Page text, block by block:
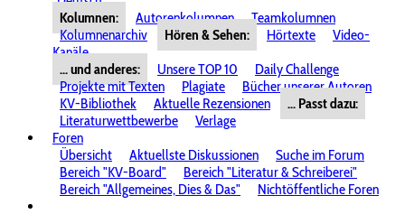
Kolumnen:
Autorenkolumnen
Teamkolumnen
Kolumnenarchiv
Hören & Sehen: Hörtexte
Video-
Kanäle
... und anderes:
Unsere TOP 10
Daily Challenge
Projekte mit Texten
Plagiate
Bücher unserer Autoren
KV-Bibliothek
Aktuelle Rezensionen
... Passt dazu:
Literaturwettbewerbe
Verlage
Foren
Übersicht
Aktuellste Diskussionen
Suche im Forum
Bereich "KV-Board"
Bereich "Literatur & Schreiberei"
Bereich "Allgemeines, Dies & Das"
Nichtöffentliche Foren